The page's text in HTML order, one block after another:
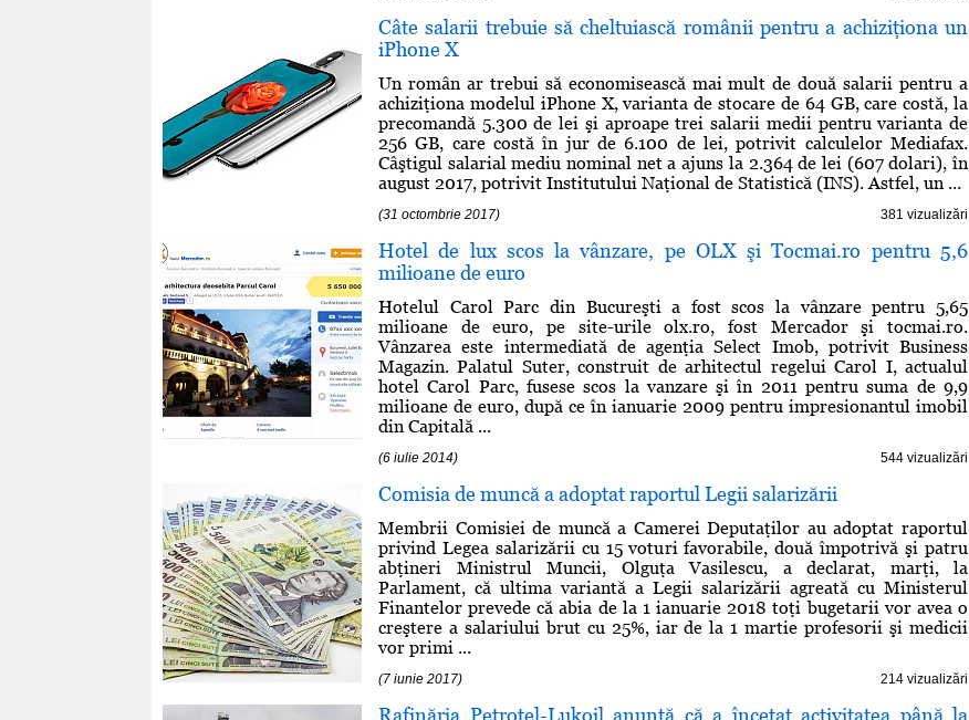
Câte salarii trebuie să cheltuiască românii pentru a achiziţiona un
iPhone X
Un român ar trebui să economisească mai mult de două salarii pentru a
achiziţiona modelul iPhone X, varianta de stocare de 64 GB, care costă, la
precomandă 5.300 de lei şi aproape trei salarii medii pentru varianta de
256 GB, care costă în jur de 6.100 de lei, potrivit calculelor Mediafax.
Câştigul salarial mediu nominal net a ajuns la 2.364 de lei (607 dolari), în
august 2017, potrivit Institutului Naţional de Statistică (INS). Astfel, un ...
(31 octombrie 2017) 381 vizualizări
Hotel de lux scos la vânzare, pe OLX şi Tocmai.ro pentru 5,6
milioane de euro
Hotelul Carol Parc din Bucureşti a fost scos la vânzare pentru 5,65
milioane de euro, pe site-urile olx.ro, fost Mercador şi tocmai.ro.
Vânzarea este intermediată de agenţia Select Imob, potrivit Business
Magazin. Palatul Suter, construit de arhitectul regelui Carol I, actualul
hotel Carol Parc, fusese scos la vanzare şi în 2011 pentru suma de 9,9
milioane de euro, după ce în ianuarie 2009 pentru impresionantul imobil
din Capitală ...
(6 iulie 2014) 544 vizualizări
Comisia de muncă a adoptat raportul Legii salarizării
Membrii Comisiei de muncă a Camerei Deputaţilor au adoptat raportul
privind Legea salarizării cu 15 voturi favorabile, două împotrivă şi patru
abţineri Ministrul Muncii, Olguţa Vasilescu, a declarat, marţi, la
Parlament, că ultima variantă a Legii salarizării agreată cu Ministerul
Finantelor prevede că abia de la 1 ianuarie 2018 toţi bugetarii vor avea o
creştere a salariului brut cu 25%, iar de la 1 martie profesorii şi medicii
vor primi ...
(7 iunie 2017) 214 vizualizări
Rafinăria Petrotel-Lukoil anunţă că a încetat activitatea până la